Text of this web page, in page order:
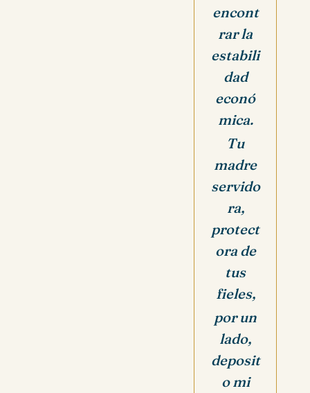
encont
rar la
estabili
dad
econó
mica.
Tu
madre
servido
ra,
protect
ora de
tus
fieles,
por un
lado,
deposit
o mi